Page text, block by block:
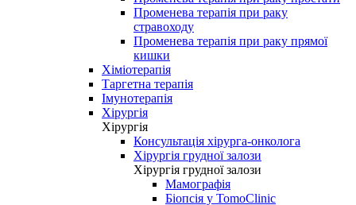
Променева терапія при раку
стравоходу
Променева терапія при раку прямої
кишки
Хіміотерапія
Таргетна терапія
Імунотерапія
Хірургія
Хірургія
Консультація хірурга-онколога
Хірургія грудної залози
Хірургія грудної залози
Мамографія
Біопсія у TomoClinic